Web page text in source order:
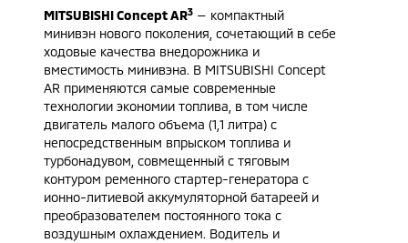
MITSUBISHI Concept AR3 — компактный
минивэн нового поколения, сочетающий в себе
ходовые качества внедорожника и
вместимость минивэна. В MITSUBISHI Concept
AR применяются самые современные
технологии экономии топлива, в том числе
двигатель малого объема (1,1 литра) с
непосредственным впрыском топлива и
турбонадувом, совмещенный с тяговым
контуром ременного стартер-генератора с
ионно-литиевой аккумуляторной батареей и
преобразователем постоянного тока с
воздушным охлаждением. Водитель и